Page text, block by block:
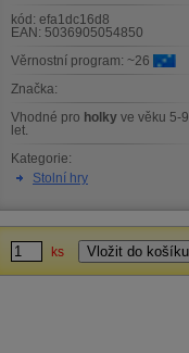
kód: efa1dc16d8
EAN: 5036905054850
Věrnostní program: ~26
Značka:
Vhodné pro holky ve věku 5-9
let.
Kategorie:
Stolní hry
ks